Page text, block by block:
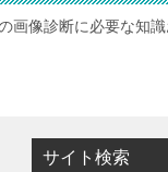
画像診断に必要な知
サイト検索